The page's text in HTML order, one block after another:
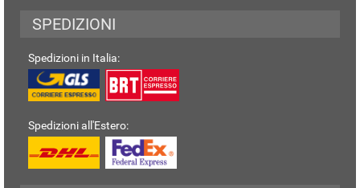
SPEDIZIONI
Spedizioni in Italia:
Spedizioni all'Estero: